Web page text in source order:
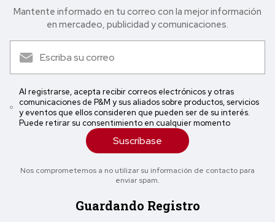
Mantente informado en tu correo con la mejor in formación
en mercadeo, publicidad y comunicaciones.
Al registrarse, acepta recibir correos electrónicos y otras
comunicaciones de P&M y sus aliados sobre productos, servicios
y eventos que ellos consideren que pueden ser de su interés.
Puede retirar su consentimiento en cualquier momento
Suscríbase
Nos comprometemos a no utilizar su información de contacto para
enviar spam.
Guardando Registro